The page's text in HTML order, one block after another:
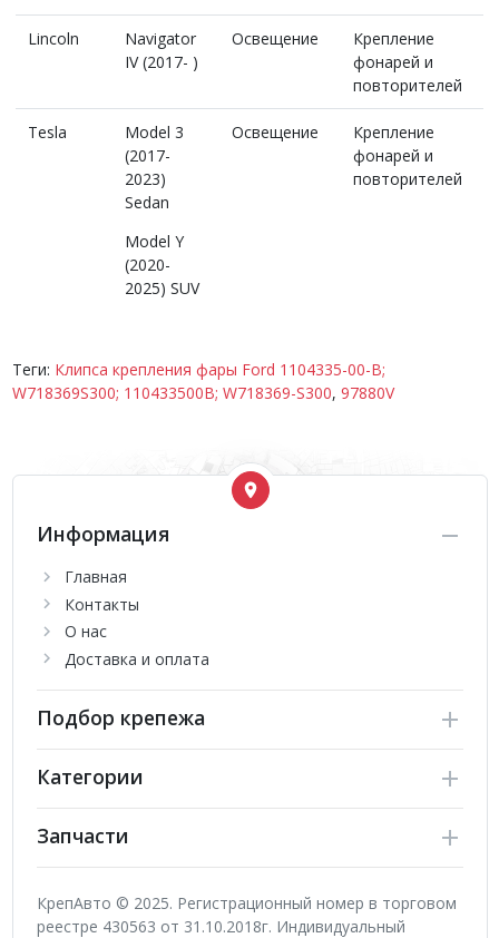
Lincoln
Navigator
IV (2017- )
Освещение
Крепление
фонарей и
повторителей
Tesla
Model 3
(2017-
2023)
Sedan
Model Y
(2020-
2025) SUV
Освещение
Крепление
фонарей и
повторителей
Теги: Клипса крепления фары Ford 1104335-00-B;
W718369S300; 110433500B; W718369-S300, 97880V
Информация
Главная
Контакты
О нас
Доставка и оплата
Подбор крепежа
Категории
Запчасти
КрепАвто © 2025. Регистрационный номер в торговом
реестре 430563 от 31.10.2018г. Индивидуальный